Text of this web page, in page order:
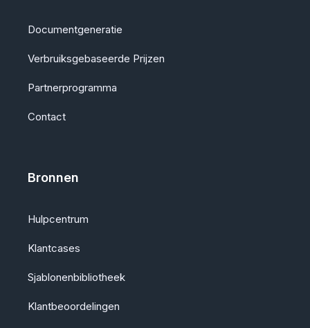
Documentgeneratie
Verbruiksgebaseerde Prijzen
Partnerprogramma
Contact
Bronnen
Hulpcentrum
Klantcases
Sjablonenbibliotheek
Klantbeoordelingen